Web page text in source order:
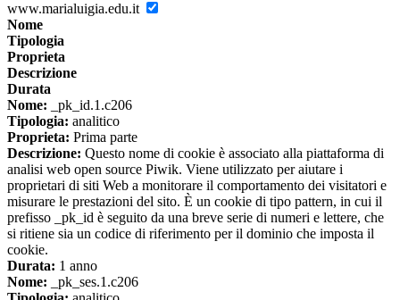
www.marialuigia.edu.it
Nome
Tipologia
Proprieta
Descrizione
Durata
Nome: _pk_id.1.c206
Tipologia: analitico
Proprieta: Prima parte
Descrizione: Questo nome di cookie è associato alla piattaforma di
analisi web open source Piwik. Viene utilizzato per aiutare i
proprietari di siti Web a monitorare il comportamento dei visitatori e
misurare le prestazioni del sito. È un cookie di tipo pattern, in cui il
prefisso _pk_id è seguito da una breve serie di numeri e lettere, che
si ritiene sia un codice di riferimento per il dominio che imposta il
cookie.
Durata: 1 anno
Nome: _pk_ses.1.c206